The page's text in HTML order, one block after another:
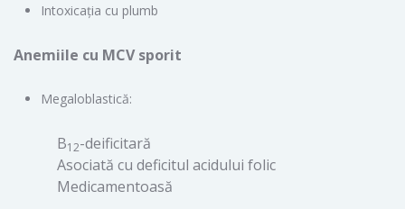
Intoxicaţia cu plumb
Anemiile cu MCV sporit
Megaloblastică:
B12-deificitară
Asociată cu deficitul acidului folic
Medicamentoasă